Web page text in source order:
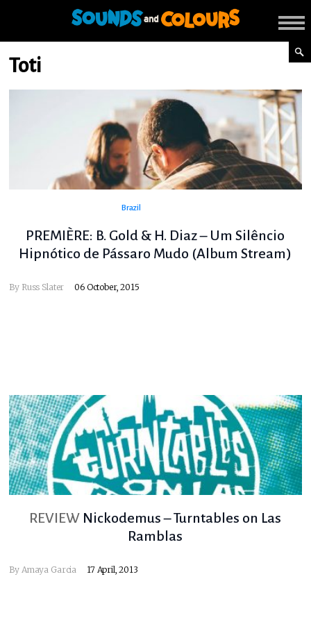
Toti
Brazil
PREMIÈRE: B. Gold & H. Diaz – Um Silêncio
Hipnótico de Pássaro Mudo (Album Stream)
By Russ Slater 06 October, 2015
REVIEW Nickodemus – Turntables on Las
Ramblas
By Amaya Garcia 17 April, 2013